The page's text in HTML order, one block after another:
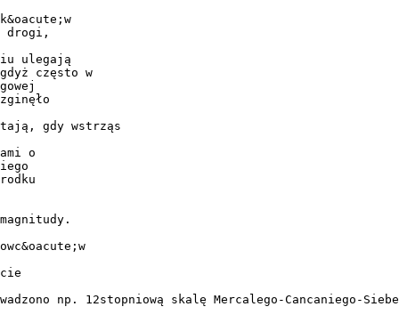
drogi,
ulegają
często w
gdy wstrząs
o
np. 12stopniową skalę Mercalego-Cancaniego-